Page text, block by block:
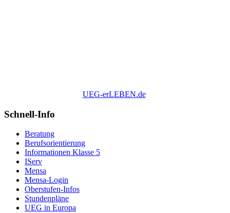
UEG-erLEBEN.de
Schnell-Info
Beratung
Berufsorientierung
Informationen Klasse 5
IServ
Mensa
Mensa-Login
Oberstufen-Infos
Stundenpläne
UEG in Europa